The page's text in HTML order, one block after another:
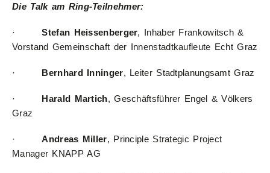
Die Talk am Ring-Teilnehmer:
·Stefan Heissenberger, Inhaber Frankowitsch &
Vorstand Gemeinschaft der Innenstadtkaufleute Echt Graz
· Bernhard Inninger, Leiter Stadtplanungsamt Graz
· Harald Martich, Geschäftsführer Engel & Völkers
Graz
·Andreas Miller, Principle Strategic Project
Manager KNAPP AG